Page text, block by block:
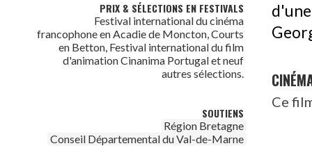
PRIX & SÉLECTIONS EN FESTIVALS
Festival international du cinéma
francophone en Acadie de Moncton, Courts
en Betton, Festival international du film
d'animation Cinanima Portugal et neuf
autres sélections.
SOUTIENS
Région Bretagne
Conseil Départemental du Val-de-Marne
Ce